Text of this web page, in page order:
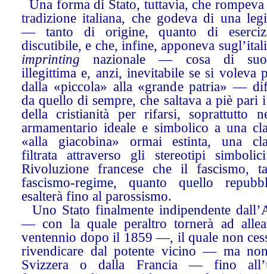
Una forma di Stato, tuttavia, che
tradizione italiana, che godeva di una
— tanto di origine, quanto di
discutibile, e che, infine, apponeva
imprintingnazionale — cosa di
illegittima e, anzi, inevitabile se si voleva
dalla «piccola» alla «grande patria» —
da quello di sempre, che saltava a piè pari
della cristianità per rifarsi, soprattutto
armamentario ideale e simbolico a una
«alla giacobina» ormai estinta, una
filtrata attraverso gli stereotipi
Rivoluzione francese che il fascismo,
fascismo-regime, quanto quello
esalterà fino al parossismo.
Uno Stato finalmente indipendente
— con la quale peraltro tornerà ad
ventennio dopo il 1859 —, il quale non
rivendicare dal potente vicino — ma
Svizzera o dalla Francia — fino